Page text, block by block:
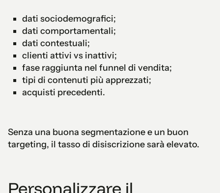
dati sociodemografici;
dati comportamentali;
dati contestuali;
clienti attivi vs inattivi;
fase raggiunta nel funnel di vendita;
tipi di contenuti più apprezzati;
acquisti precedenti.
Senza una buona segmentazione e un buon
targeting, il tasso di disiscrizione sarà elevato.
Personalizzare il